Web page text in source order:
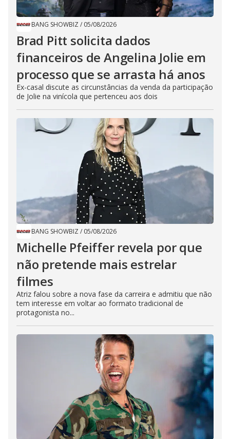
BANG SHOWBIZ / 05/08/2026
Brad Pitt solicita dados
financeiros de Angelina Jolie em
processo que se arrasta há anos
Ex-casal discute as circunstâncias da venda da participação
de Jolie na vinícola que pertenceu aos dois
BANG SHOWBIZ / 05/08/2026
Michelle Pfeiffer revela por que
não pretende mais estrelar
filmes
Atriz falou sobre a nova fase da carreira e admitiu que não
tem interesse em voltar ao formato tradicional de
protagonista no...